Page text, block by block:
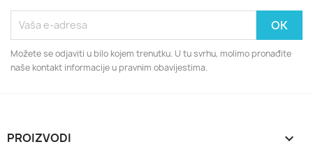
Možete se odjaviti u bilo kojem trenutku. U tu svrhu, molimo pronađite
naše kontakt informacije u pravnim obavijestima.
PROIZVODI 